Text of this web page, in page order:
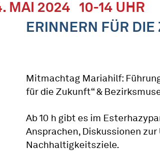
MAI 2024 10-14 UHR
ERINNERN FÜR
Mitmachtag Mariahilf:
für die Zukunft“ &
Ab 10 h gibt es im
Ansprachen, Diskussionen
Nachhaltigkeitsziele.